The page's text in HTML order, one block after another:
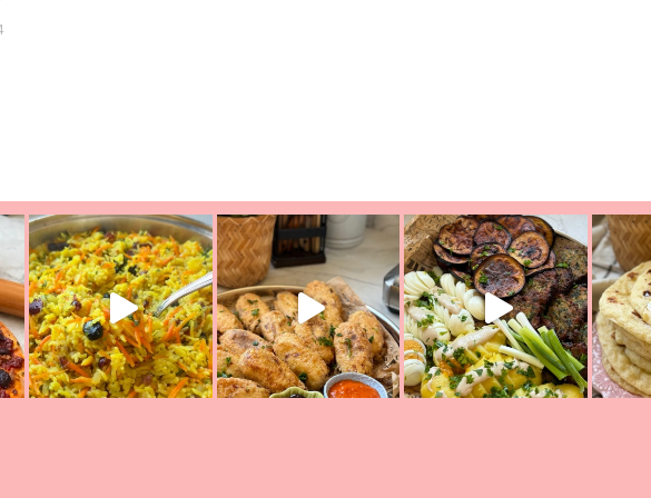
4
בפ
הימים, חשבתי מה לחדש לכם ונראה
אורז יצירתי לתשעת הימים ולכבוד שבת קודשלמתכון
פיצה של תשעת הימים ולמה היא נקראת ככה? ההסבר בסרטו
מז׳ווז׳ין או בתרגום